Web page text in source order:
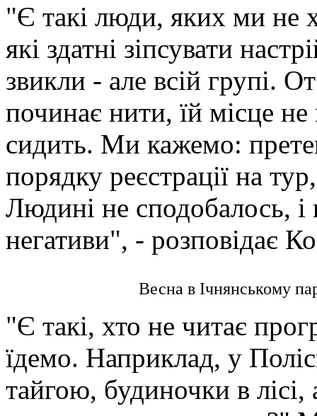
"Є такі люди, яких ми не
які здатні зіпсувати
звикли - але всій групі.
починає нити, їй місце
сидить. Ми кажемо:
порядку реєстрації на
Людині не сподобалось,
негативи", - розповідає
Весна в Ічнянському
"Є такі, хто не читає
їдемо. Наприклад, у
тайгою, будиночки в